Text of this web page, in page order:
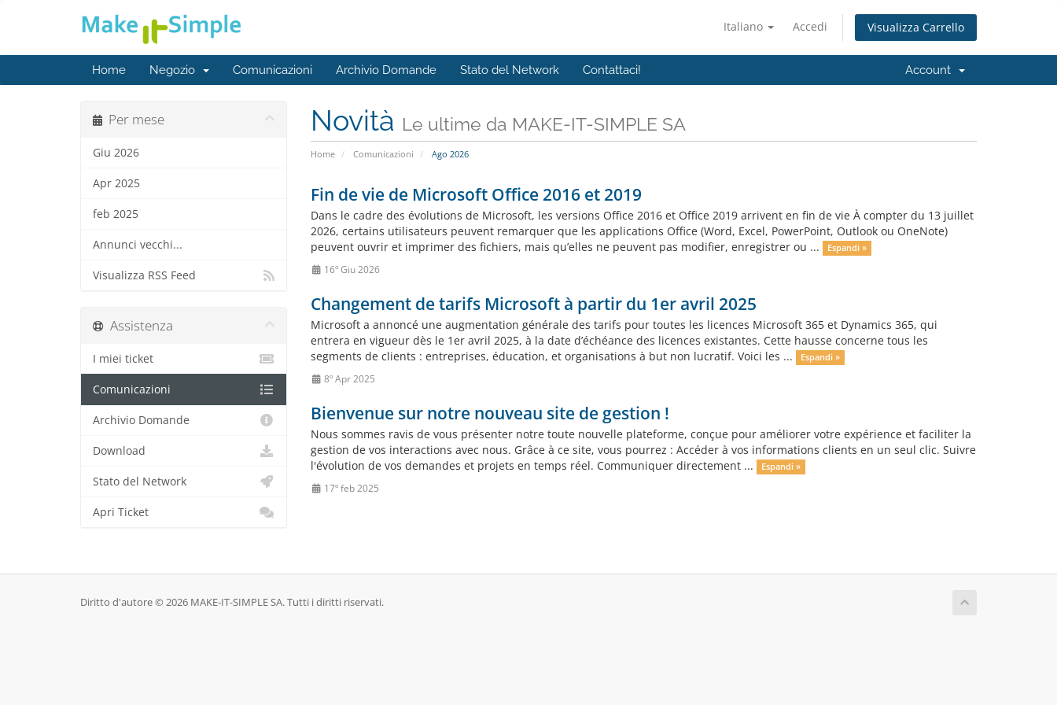
Italiano Accedi Visualizza Carrello
Home Negozio Comunicazioni Archivio Domande Stato del Network Contattaci! Account
Novità Le ultime da MAKE-IT-SIMPLE SA
Home Comunicazioni Ago 2026
Per mese
Giu 2026
Apr 2025
feb 2025
Annunci vecchi...
Visualizza RSS Feed
Fin de vie de Microsoft Office 2016 et 2019
Dans le cadre des évolutions de Microsoft, les versions Office 2016 et Office 2019 arrivent en fin de vie À compter du 13 juillet
2026, certains utilisateurs peuvent remarquer que les applications Office (Word, Excel, PowerPoint, Outlook ou OneNote)
peuvent ouvrir et imprimer des fichiers, mais qu’elles ne peuvent pas modifier, enregistrer ou ...
Espandi »
16º Giu 2026
Changement de tarifs Microsoft à partir du 1er avril 2025
Microsoft a annoncé une augmentation générale des tarifs pour toutes les licences Microsoft 365 et Dynamics 365, qui
entrera en vigueur dès le 1er avril 2025, à la date d’échéance des licences existantes. Cette hausse concerne tous les
segments de clients : entreprises, éducation, et organisations à but non lucratif. Voici les ...
Espandi »
8º Apr 2025
Bienvenue sur notre nouveau site de gestion !
Nous sommes ravis de vous présenter notre toute nouvelle plateforme, conçue pour améliorer votre expérience et faciliter la
gestion de vos interactions avec nous. Grâce à ce site, vous pourrez : Accéder à vos informations clients en un seul clic. Suivre
l'évolution de vos demandes et projets en temps réel. Communiquer directement ...
Espandi »
17º feb 2025
Assistenza
I miei ticket
Comunicazioni
Archivio Domande
Download
Stato del Network
Apri Ticket
Diritto d'autore © 2026 MAKE-IT-SIMPLE SA. Tutti i diritti riservati.